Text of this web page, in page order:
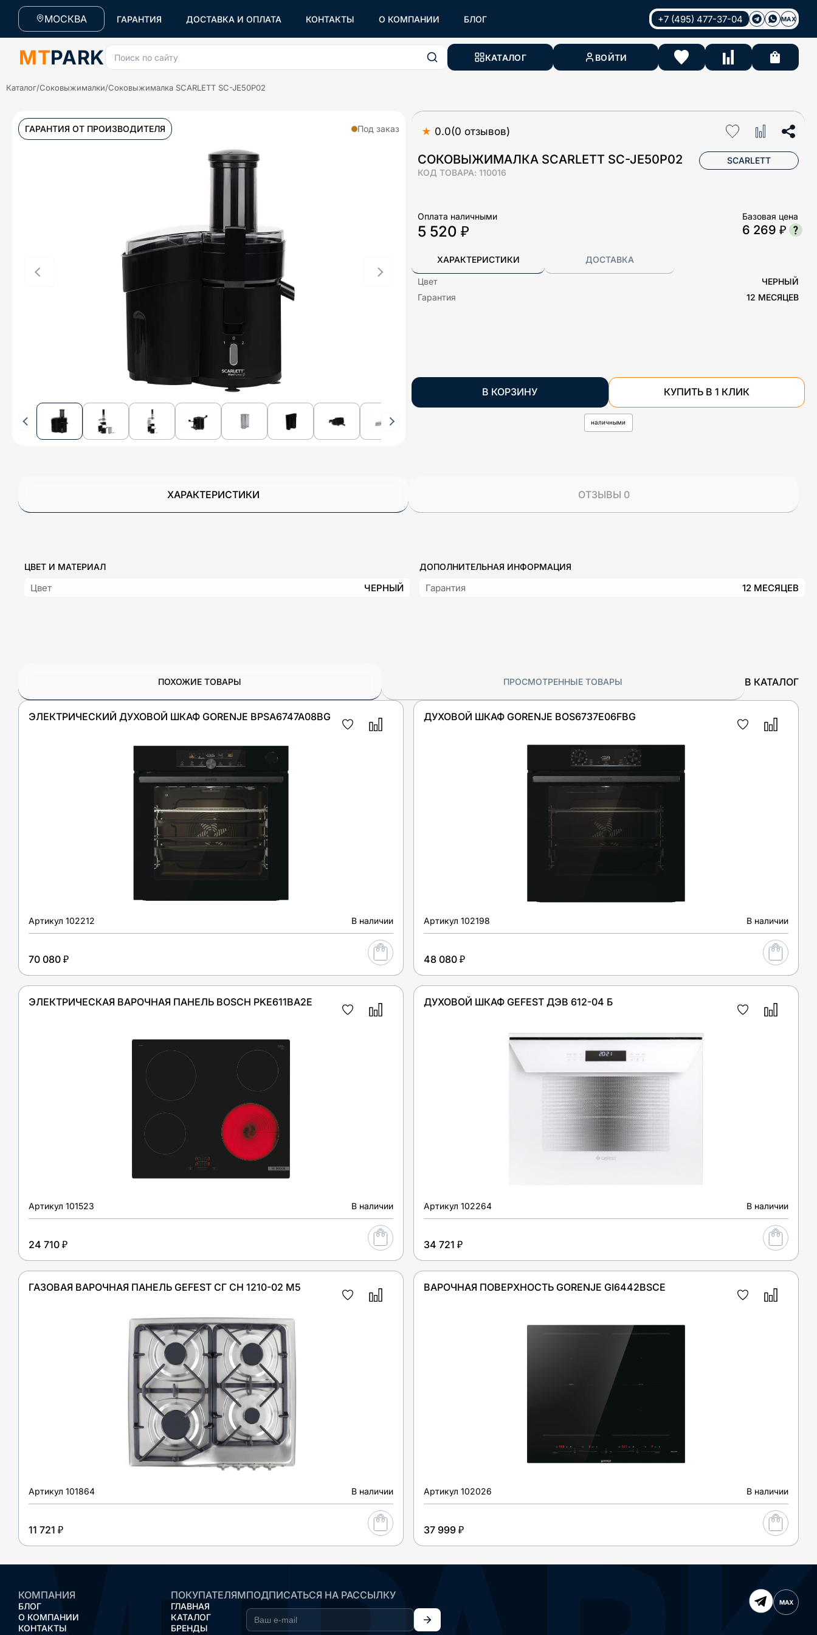
МОСКВА ГАРАНТИЯ ДОСТАВКА И ОПЛАТА КОНТАКТЫ О КОМПАНИИ БЛОГ +7 (495) 477-37-04 MAX
MTPARK Поиск по сайту КАТАЛОГ ВОЙТИ
Каталог/Соковыжималки/Соковыжималка SCARLETT SC-JE50P02
★ 0.0(0 отзывов)
СОКОВЫЖИМАЛКА SCARLETT SC-JE50P02
КОД ТОВАРА: 110016
SCARLETT
ГАРАНТИЯ ОТ ПРОИЗВОДИТЕЛЯ Под заказ
Оплата наличными
5 520 ₽
Базовая цена
6 269 ₽
ХАРАКТЕРИСТИКИ ДОСТАВКА
Цвет
ЧЕРНЫЙ
Гарантия
12 МЕСЯЦЕВ
В КОРЗИНУ КУПИТЬ В 1 КЛИК
наличными
ХАРАКТЕРИСТИКИ ОТЗЫВЫ 0
ЦВЕТ И МАТЕРИАЛ
Цвет ЧЕРНЫЙ
ДОПОЛНИТЕЛЬНАЯ ИНФОРМАЦИЯ
Гарантия 12 МЕСЯЦЕВ
ПОХОЖИЕ ТОВАРЫ ПРОСМОТРЕННЫЕ ТОВАРЫ В КАТАЛОГ
ЭЛЕКТРИЧЕСКИЙ ДУХОВОЙ ШКАФ GORENJE BPSA6747A08BG
Артикул 102212 В наличии
70 080 ₽
ДУХОВОЙ ШКАФ GORENJE BOS6737E06FBG
Артикул 102198 В наличии
48 080 ₽
ЭЛЕКТРИЧЕСКАЯ ВАРОЧНАЯ ПАНЕЛЬ BOSCH PKE611BA2E
Артикул 101523 В наличии
24 710 ₽
ДУХОВОЙ ШКАФ GEFEST ДЭВ 612-04 Б
Артикул 102264 В наличии
34 721 ₽
ГАЗОВАЯ ВАРОЧНАЯ ПАНЕЛЬ GEFEST СГ СН 1210-02 M5
Артикул 101864 В наличии
11 721 ₽
ВАРОЧНАЯ ПОВЕРХНОСТЬ GORENJE GI6442BSCE
Артикул 102026 В наличии
37 999 ₽
КОМПАНИЯ
БЛОГ
О КОМПАНИИ
КОНТАКТЫ
ПОКУПАТЕЛЯМ
ГЛАВНАЯ
КАТАЛОГ
БРЕНДЫ
ПОДПИСАТЬСЯ НА РАССЫЛКУ
MAX